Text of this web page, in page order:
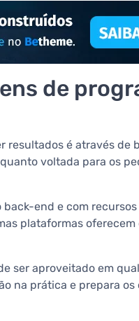
de
resultados é através de
voltada para os
end e com
plataformas
ser aproveitado em
na prática e prepara